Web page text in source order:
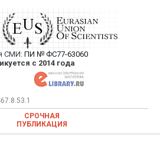
Союз Ученых —
научных статей в
научном журнале
СМИ: ПИ № ФС77-63060
с 2014 года
— публикация научных статей в
научном журнале
СРОЧНАЯ
ПУБЛИКАЦИЯ